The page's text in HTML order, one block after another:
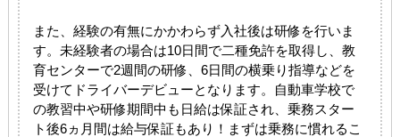
また、経験の有無にかかわらず入社後は研修を行いま
す。未経験者の場合は10日間で二種免許を取得し、教
育センターで2週間の研修、6日間の横乗り指導などを
受けてドライバーデビューとなります。自動車学校で
の教習中や研修期間中も日給は保証され、乗務スター
ト後6ヵ月間は給与保証もあり！まずは乗務に慣れるこ